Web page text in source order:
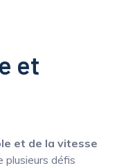
et
et de la vitesse
plusieurs défis